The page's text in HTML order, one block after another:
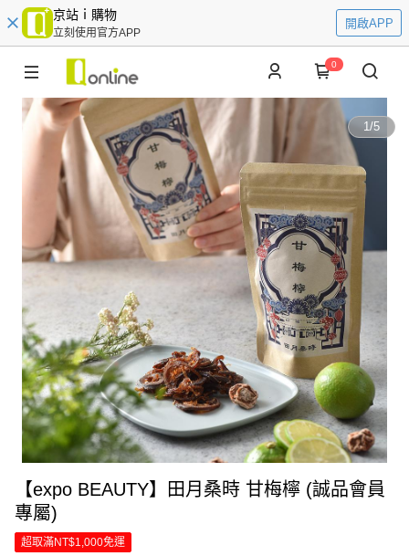
京站ｉ購物
立刻使用官方APP
開啟APP
0
1/5
【expo BEAUTY】田月桑時 甘梅檸 (誠品會員
專屬)
超取滿NT$1,000免運